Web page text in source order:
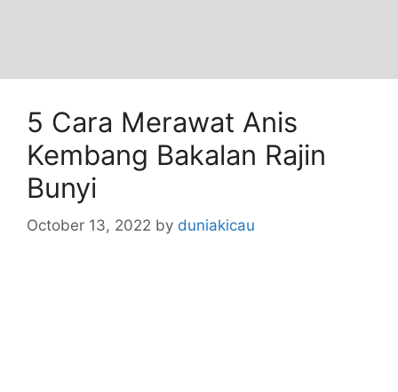
5 Cara Merawat Anis
Kembang Bakalan Rajin
Bunyi
October 13, 2022 by duniakicau